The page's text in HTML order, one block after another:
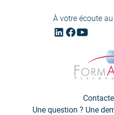
À votre écoute au
Linkedin
(ouvrir
onglet)
Facebook
(ouvrir
nouvel
onglet)
Youtube
nouvel
onglet)
Formavenir
Une question ? Une